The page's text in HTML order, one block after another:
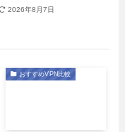
2026年8月7日
おすすめVPN比較